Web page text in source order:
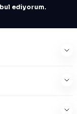
ediyorum.